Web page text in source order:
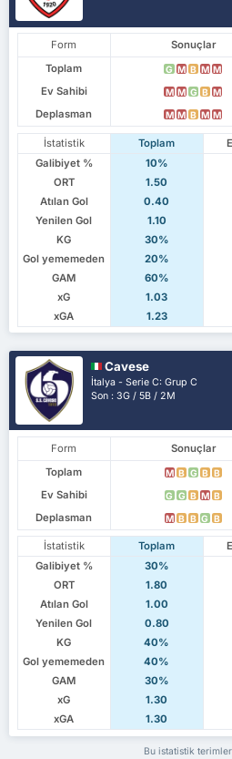
Form Sonuçlar
Toplam
G M B M M
Ev Sahibi M M G B M
Deplasman M M B M M
İstatistik Toplam
Galibiyet %
10%
ORT
1.50
Atılan Gol
0.40
Yenilen Gol
1.10
KG
30%
Gol yememeden
20%
GAM
60%
xG
1.03
xGA
1.23
Cavese
İtalya - Serie C: Grup C
Son : 3G / 5B / 2M
Form Sonuçlar
Toplam
M B G B B
Ev Sahibi G G B M B
Deplasman M B B G B
İstatistik Toplam
Galibiyet %
30%
ORT
1.80
Atılan Gol
1.00
Yenilen Gol
0.80
KG
40%
Gol yememeden
40%
GAM
30%
xG
1.30
xGA
1.30
Bu istatistik